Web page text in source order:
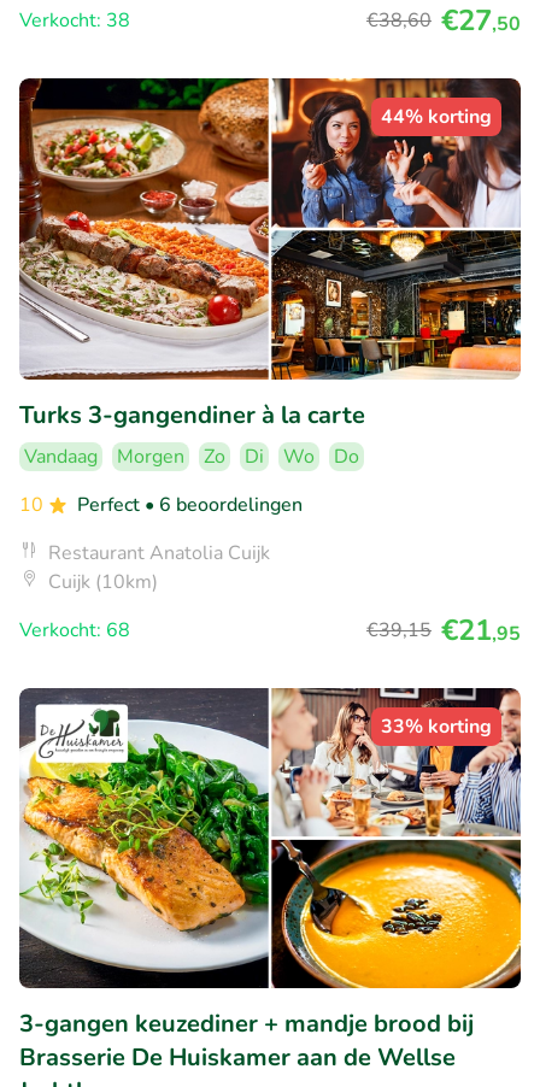
Verkocht: 38
€38,60 €27,50
44% korting
Turks 3-gangendiner à la carte
Vandaag Morgen Zo Di Wo
Do
10
Perfect • 6 beoordelingen
Restaurant Anatolia Cuijk
Cuijk (10km)
Verkocht: 68
€39,15 €21,95
33% korting
3-gangen keuzediner + mandje brood bij
Brasserie De Huiskamer aan de Wellse